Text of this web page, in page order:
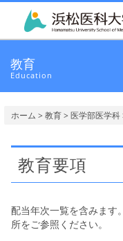
教育
Education
ホーム > 教育> 医学部医学科
教育要項
配当年次一覧を含みます
所をご参照ください。